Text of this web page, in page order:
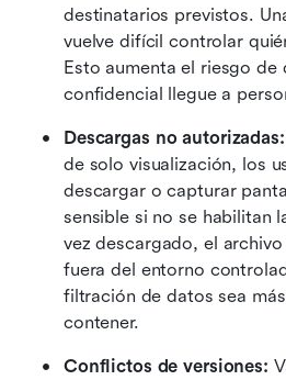
destinatarios previstos.
vuelve difícil controlar
Esto aumenta el riesgo de
confidencial llegue a
Descargas no autorizadas:
de solo visualización, los
descargar o capturar
sensible si no se habilitan
vez descargado, el
fuera del entorno
filtración de datos sea
contener.
Conflictos de versiones: